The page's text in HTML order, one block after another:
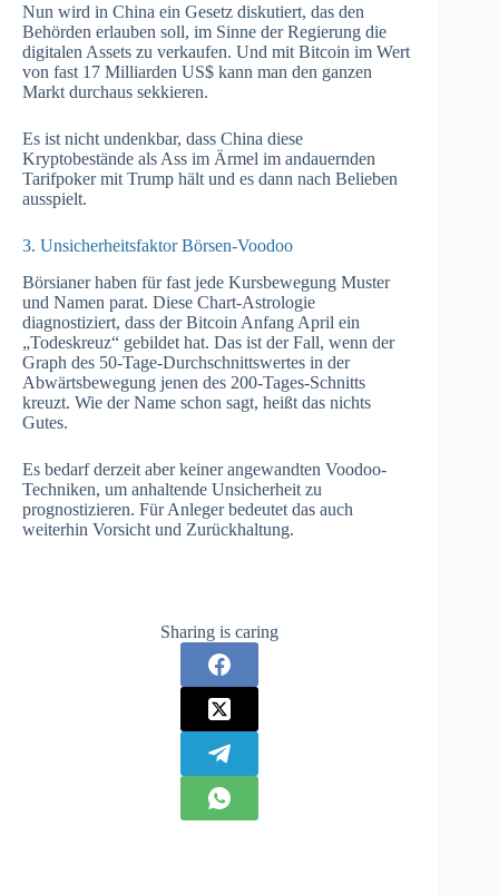
Nun wird in China ein Gesetz diskutiert, das den
Behörden erlauben soll, im Sinne der Regierung die
digitalen Assets zu verkaufen. Und mit Bitcoin im Wert
von fast 17 Milliarden US$ kann man den ganzen
Markt durchaus sekkieren.
Es ist nicht undenkbar, dass China diese
Kryptobestände als Ass im Ärmel im andauernden
Tarifpoker mit Trump hält und es dann nach Belieben
ausspielt.
3. Unsicherheitsfaktor Börsen-Voodoo
Börsianer haben für fast jede Kursbewegung Muster
und Namen parat. Diese Chart-Astrologie
diagnostiziert, dass der Bitcoin Anfang April ein
„Todeskreuz“ gebildet hat. Das ist der Fall, wenn der
Graph des 50-Tage-Durchschnittswertes in der
Abwärtsbewegung jenen des 200-Tages-Schnitts
kreuzt. Wie der Name schon sagt, heißt das nichts
Gutes.
Es bedarf derzeit aber keiner angewandten Voodoo-
Techniken, um anhaltende Unsicherheit zu
prognostizieren. Für Anleger bedeutet das auch
weiterhin Vorsicht und Zurückhaltung.
Sharing is caring